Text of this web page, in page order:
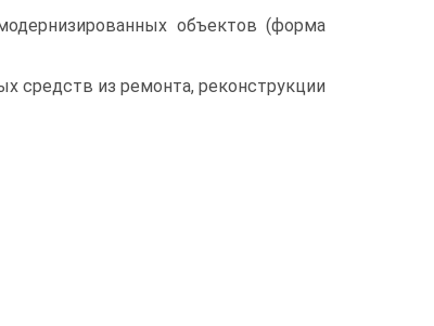
объектов (форма
средств из ремонта, реконструкции